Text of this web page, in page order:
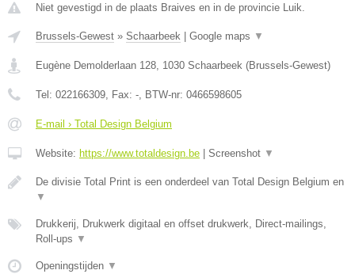
Niet gevestigd in de plaats Braives en in de provincie Luik.
Brussels-Gewest » Schaarbeek | Google maps ▼
Eugène Demolderlaan 128 1030 Schaarbeek (Brussels-Gewest)
Tel: 022166309 , Fax: - , BTW-nr: 0466598605
E-mail › Total Design Belgium
Website: https://www.totaldesign.be | Screenshot ▼
De divisie Total Print is een onderdeel van Total Design Belgium en
▼
Drukkerij, Drukwerk digitaal en offset drukwerk, Direct-mailings,
Roll-ups ▼
Openingstijden ▼